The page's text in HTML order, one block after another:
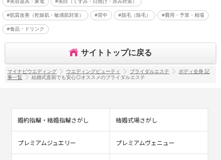
#肌質改善（乾燥肌・敏感肌対策） #背中 #脱毛（除毛） #費用・予算・相場
#食品・ドリンク
サイトトップに戻る
マイナビウエディング ウエディングビューティ ブライダルエステ
ボディ全身 記
事一覧
結婚式直前でも安心◎オススメのブライダルエステ
婚約指輪・結婚指輪さがし 結婚式場さがし
プレミアムジュエリー プレミアムヴェニュー